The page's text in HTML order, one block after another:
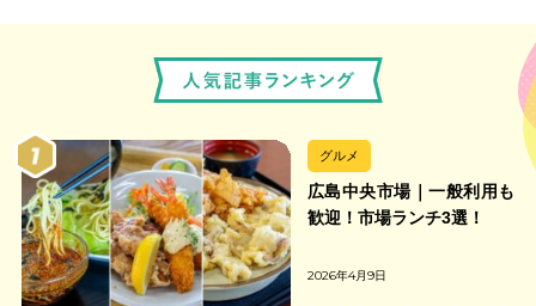
グルメ
広島中央市場｜一般利用も
歓迎！市場ランチ3選！
2026年4月9日